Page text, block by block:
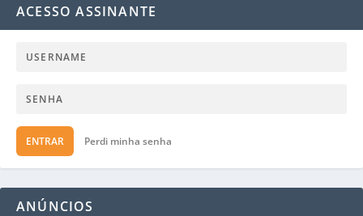
ACESSO ASSINANTE
ENTRAR Perdi minha senha
ANÚNCIOS